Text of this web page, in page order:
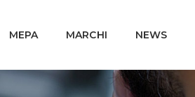
MEPA MARCHI NEWS